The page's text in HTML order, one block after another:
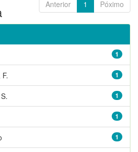
Anterior 1 Póximo
1
1
1
1
1